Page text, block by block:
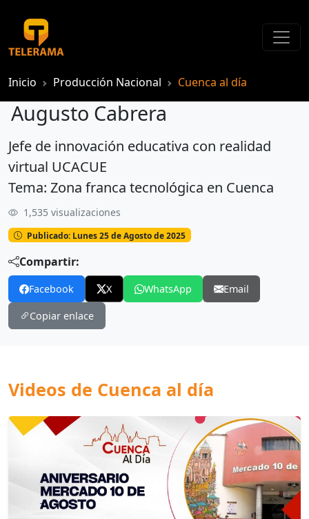
Inicio Producción Nacional Cuenca al día
Augusto Cabrera
Augusto Cabrera
Jefe de innovación educativa con realidad
virtual UCACUE
Tema: Zona franca tecnológica en Cuenca
1,535 visualizaciones
Publicado: Lunes 25 de Agosto de 2025
Compartir:
Facebook X WhatsApp Email
Copiar enlace
Videos de Cuenca al día